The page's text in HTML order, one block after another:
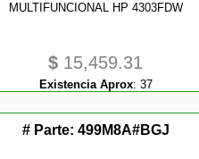
MULTIFUNCIONAL HP 4303FDW
$ 15,459.31
Existencia Aprox: 37
# Parte: 499M8A#BGJ